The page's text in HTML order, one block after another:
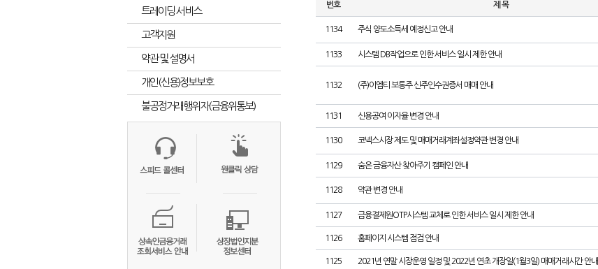
트레이딩 서비스
고객지원
약관 및 설명서
개인(신용)정보보호
불공정거래행위자(금융위통보)
번호 제 목
1134 주식 양도소득세 예정신고 안내
1133 시스템 DB작업으로 인한 서비스 일시 제한 안내
1132 (주)이엠티 보통주 신주인수권증서 매매 안내
1131 신용공여 이자율 변경 안내
1130 코넥스시장 제도 및 매매거래계좌설정약관 변경 안내
1129 숨은 금융자산 찾아주기 캠페인 안내
1128 약관 변경 안내
1127 금융결제원OTP시스템 교체로 인한 서비스 일시 제한 안내
1126 홈페이지 시스템 점검 안내
1125 2021년 연말 시장운영 일정 및 2022년 연초 개장일(1월3일) 매매거래시간 안내